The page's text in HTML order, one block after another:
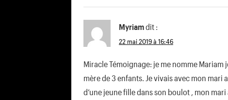
Myriamdit :
22 mai 2019 à 16:46
Miracle Témoignage: je me nomme Mariam
mère de 3 enfants. Je vivais avec mon
d’une jeune fille dans son boulot , mon